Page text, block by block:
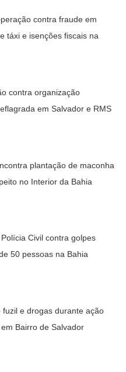
contra fraude em
táxi e isenções fiscais na
contra organização
em Salvador e RMS
plantação de maconha
no Interior da Bahia
Civil contra golpes
50 pessoas na Bahia
fuzil e drogas durante ação
Bairro de Salvador